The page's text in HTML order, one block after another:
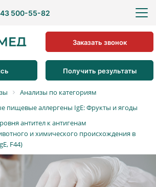
500-55-82
Получить результаты
Заказать звонок
Анализы по категориям
пищевые аллергены IgE: Фрукты и ягоды
антител к антигенам
и химического происхождения в
F44)